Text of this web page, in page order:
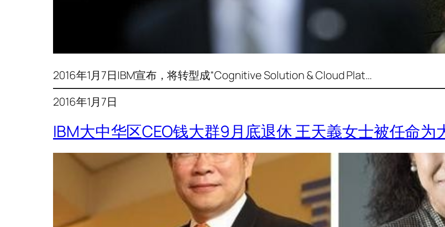
2016年1月7日IBM宣布，将转型成“Cognitive Solution & Cloud Plat…
2016年1月7日
IBM大中华区CEO钱大群9月底退休 王天義女士被任命为